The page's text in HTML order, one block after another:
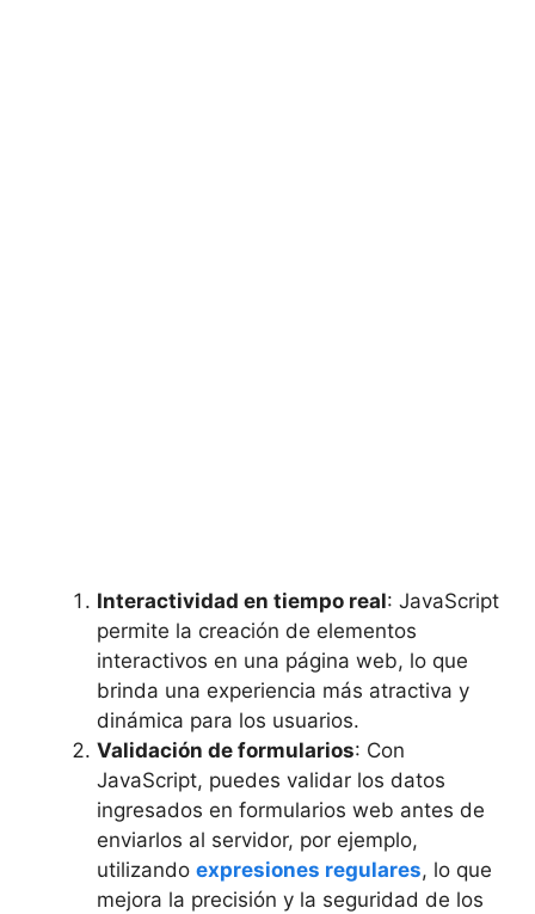
Interactividad en tiempo real: JavaScript
permite la creación de elementos
interactivos en una página web, lo que
brinda una experiencia más atractiva y
dinámica para los usuarios.
Validación de formularios: Con
JavaScript, puedes validar los datos
ingresados en formularios web antes de
enviarlos al servidor, por ejemplo,
utilizando expresiones regulares, lo que
mejora la precisión y la seguridad de los